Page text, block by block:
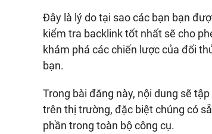
Đây là lý do tại sao các bạn bạn
kiểm tra backlink tốt nhất sẽ cho
khám phá các chiến lược của đối
bạn.
Trong bài đăng này, nội dung sẽ
trên thị trường, đặc biệt chúng có
phần trong toàn bộ công cụ.